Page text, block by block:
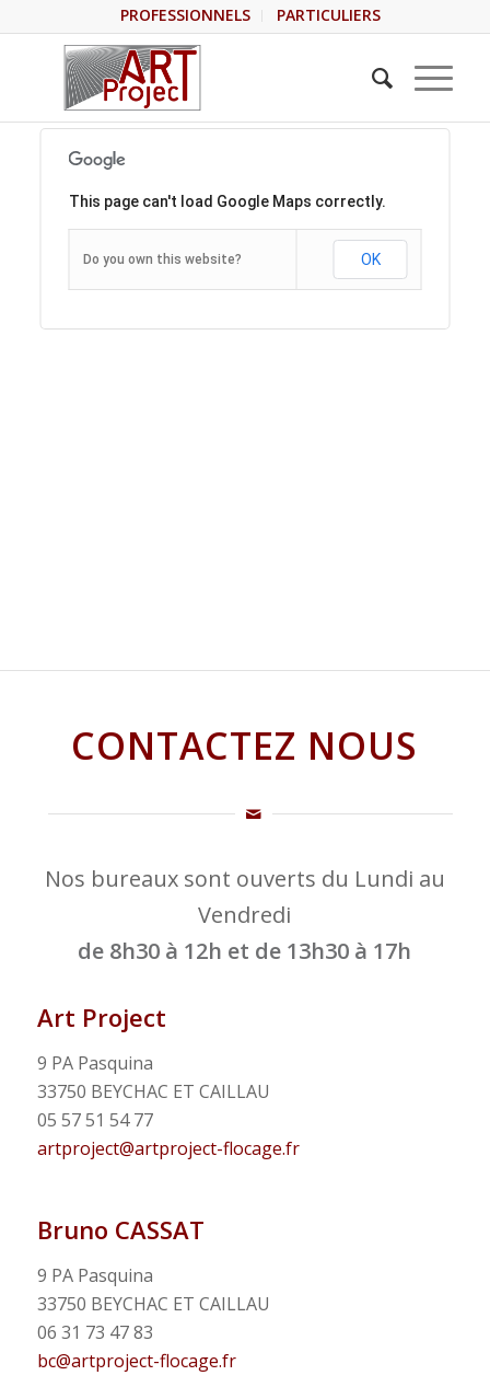
PROFESSIONNELS PARTICULIERS
This page can't load Google Maps correctly.
Do you own this website? OK
CONTACTEZ NOUS
Nos bureaux sont ouverts du Lundi au
Vendredi
de 8h30 à 12h et de 13h30 à 17h
Art Project
9 PA Pasquina
33750 BEYCHAC ET CAILLAU
05 57 51 54 77
artproject@artproject-flocage.fr
Bruno CASSAT
9 PA Pasquina
33750 BEYCHAC ET CAILLAU
06 31 73 47 83
bc@artproject-flocage.fr